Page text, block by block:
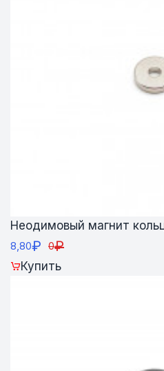
Неодимовый магнит
8,80₽ 0₽
Купить